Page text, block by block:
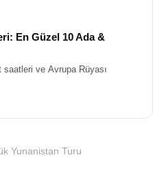
En Güzel 10 Ada &
saatleri ve Avrupa Rüyası
Yunanistan Turu